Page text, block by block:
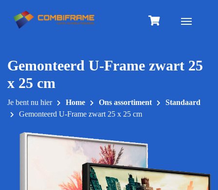
naar
Toggle
Gemonteerd U-Frame zwart 25
x 25 cm
Je bent nu hier Home Ons assortiment
Standaard
Gemonteerd U-Frame zwart 25 x 25 cm